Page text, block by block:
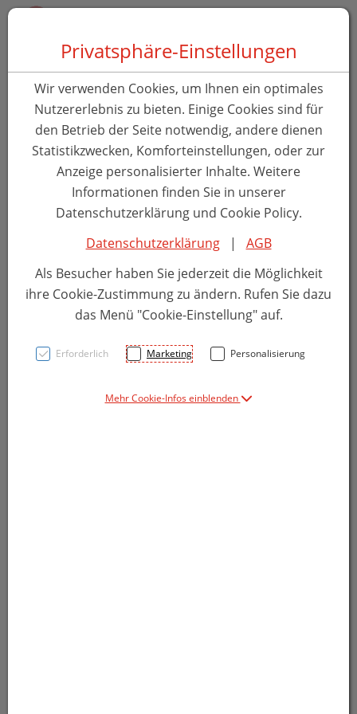
Zum Inhalt springen [AK + 0]
Zum Hauptmenü springen [AK + 1]
Zum Hauptmenü springen [AK + 2]
Zum Hauptmenü (oben rechts) springen [AK + 3]
Zum Widget-Menü rechts springen [AK + 4]
Zu den Inhalten im Fußbereich springen [AK + 5]
preval LIPOGEL
Hautschutz
PZN: 0655505
Privatsphäre-Einstellungen
Wir verwenden Cookies, um Ihnen ein optimales
Nutzererlebnis zu bieten. Einige Cookies sind für
den Betrieb der Seite notwendig, andere dienen
Statistikzwecken, Komforteinstellungen, oder zur
Anzeige personalisierter Inhalte. Weitere
Informationen finden Sie in unserer
Datenschutzerklärung und Cookie Policy.
Datenschutzerklärung| AGB
Als Besucher haben Sie jederzeit die Möglichkeit
ihre Cookie-Zustimmung zu ändern. Rufen Sie dazu
das Menü "Cookie-Einstellung" auf.
Erforderlich Marketing Personalisierung
Mehr Cookie-Infos einblenden